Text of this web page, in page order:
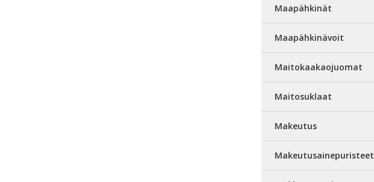
Maapähkinät
Maapähkinävoit
Maitokaakaojuomat
Maitosuklaat
Makeutus
Makeutusainepuristeet